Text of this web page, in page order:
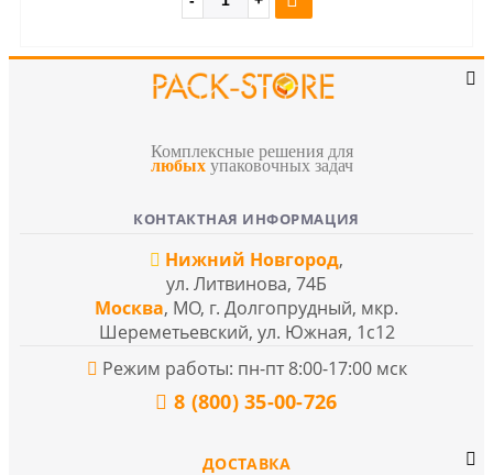
Комплексные решения для
любых упаковочных задач
КОНТАКТНАЯ ИНФОРМАЦИЯ
Нижний Новгород,
ул. Литвинова, 74Б
Москва, МО, г. Долгопрудный, мкр.
Шереметьевский, ул. Южная, 1с12
Режим работы: пн-пт 8:00-17:00 мск
8 (800) 35-00-726
ДОСТАВКА